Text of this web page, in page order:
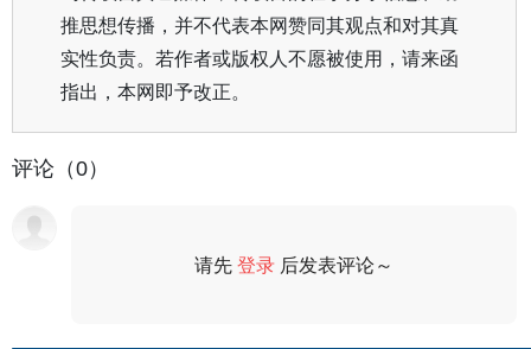
推思想传播，并不代表本网赞同其观点和对其真
实性负责。若作者或版权人不愿被使用，请来函
指出，本网即予改正。
评论（0）
请先登录 后发表评论～